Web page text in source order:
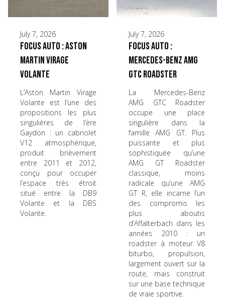
July 7, 2026
Focus Auto : Aston
Martin Virage
Volante
L’Aston Martin Virage
Volante est l’une des
propositions les plus
singulières de l’ère
Gaydon : un cabriolet
V12 atmosphérique,
produit brièvement
entre 2011 et 2012,
conçu pour occuper
l’espace très étroit
situé entre la DB9
Volante et la DBS
Volante.
July 7, 2026
Focus Auto :
Mercedes-Benz AMG
GTC Roadster
La Mercedes-Benz
AMG GTC Roadster
occupe une place
singulière dans la
famille AMG GT. Plus
puissante et plus
sophistiquée qu’une
AMG GT Roadster
classique, moins
radicale qu’une AMG
GT R, elle incarne l’un
des compromis les
plus aboutis
d’Affalterbach dans les
années 2010 : un
roadster à moteur V8
biturbo, propulsion,
largement ouvert sur la
route, mais construit
sur une base technique
de vraie sportive.